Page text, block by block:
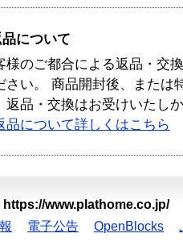
について
様のご都合による返品・交
さい。 商品開封後、または
返品・交換はお受けいたし
品について詳しくはこちら
https://www.plathome.co.jp/
電子公告 OpenBlocks